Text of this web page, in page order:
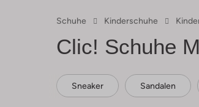
Schuhe Kinderschuhe
Clic! Schuhe
Sneaker Sandalen